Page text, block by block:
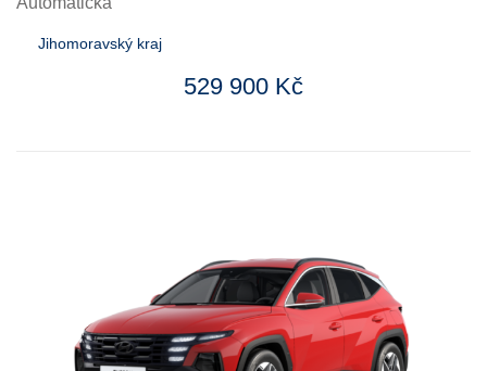
Jihomoravský kraj
529 900 Kč